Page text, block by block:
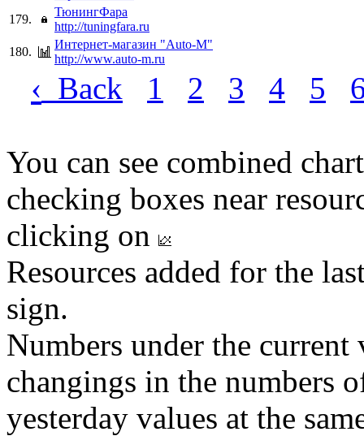
179.
ТюнингФара
http://tuningfara.ru
180.
Интернет-магазин "Auto-M"
http://www.auto-m.ru
‹ Back 1 2 3 4 5
You can see combined
checking boxes near
clicking on
Resources added for the
sign.
Numbers under the
changings in the numbers
yesterday values at the